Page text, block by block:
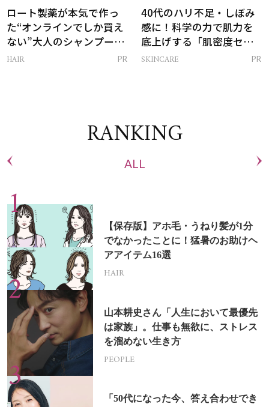
ロート製薬が本気で作っ
た“オンラインでしか買え
ない”大人のシャンプー＆
トリートメントって？
HAIR PR
40代のハリ不足・しぼみ
感に！科学の力で肌力を
底上げする「肌密度セラ
ム」
SKINCARE PR
RANKING
ALL
【保存版】アホ毛・うねり髪が1分
でなかったことに！猛暑のお助けヘ
アアイテム16選
HAIR
山本耕史さん「人生において最優先
は家族」。仕事も無欲に、ストレス
を溜めない生き方
PEOPLE
「50代になった今、答え合わせでき